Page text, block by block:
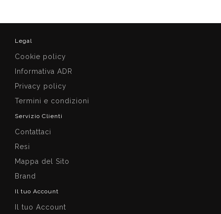
Legal
Cookie policy
Informativa ADR
Privacy policy
Termini e condizioni
Servizio Clienti
Contattaci
Resi
Mappa del Sito
Brand
Il tuo Account
Il tuo Account